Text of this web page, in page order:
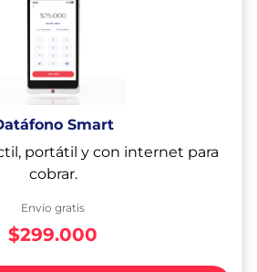
Smart
portátil y con internet para
cobrar.
Envío gratis
$299.000